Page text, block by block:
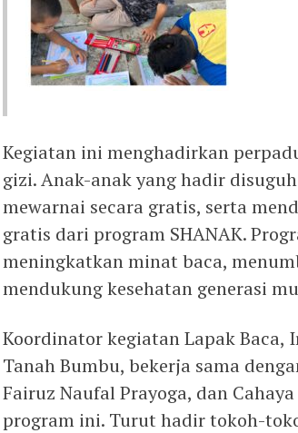
Kegiatan ini menghadirkan
gizi. Anak-anak yang hadir
mewarnai secara gratis, serta
gratis dari program SHANAK.
meningkatkan minat baca,
mendukung kesehatan generasi
Koordinator kegiatan Lapak Baca,
Tanah Bumbu, bekerja sama
Fairuz Naufal Prayoga, dan
program ini. Turut hadir tokoh-